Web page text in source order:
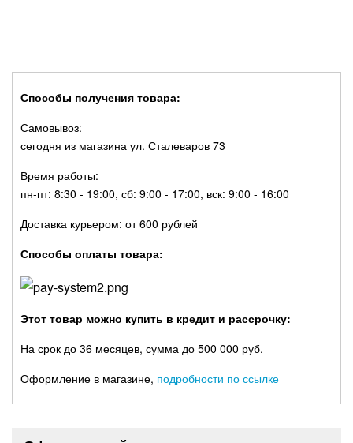
Способы получения товара:
Самовывоз:
сегодня из магазина ул. Сталеваров 73
Время работы:
пн-пт: 8:30 - 19:00, сб: 9:00 - 17:00, вск: 9:00 - 16:00
Доставка курьером: от 600 рублей
Способы оплаты товара:
Этот товар можно купить в кредит и рассрочку:
На срок до 36 месяцев, сумма до 500 000 руб.
Оформление в магазине, подробности по ссылке